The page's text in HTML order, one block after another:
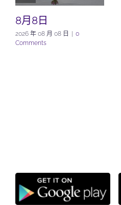
8月8日
2026 年 08 月 08 日
0
Comments